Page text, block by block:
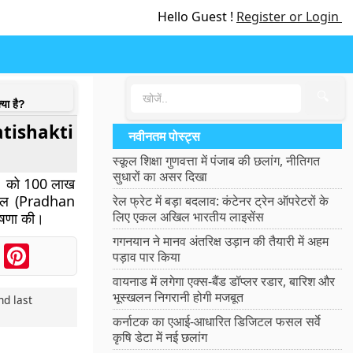
Hello Guest ! Register or Login
है?
को 100 लाख
(Pradhan
की।
Pinterest
last
नवीनतम पोस्ट्स
स्कूल शिक्षा गुणवत्ता में पंजाब की छलांग, नीतिगत
सुधारों का असर दिखा
रेल फ्रेट में बड़ा बदलाव: कंटेनर ट्रेन ऑपरेटरों के
लिए एकल अखिल भारतीय लाइसेंस
गगनयान ने मानव अंतरिक्ष उड़ान की तैयारी में अहम
पड़ाव पार किया
वायनाड में लगेगा एक्स-बैंड डॉप्लर रडार, बारिश और
भूस्खलन निगरानी होगी मजबूत
कर्नाटक का एआई-आधारित डिजिटल फसल सर्वे
कृषि डेटा में नई छलांग